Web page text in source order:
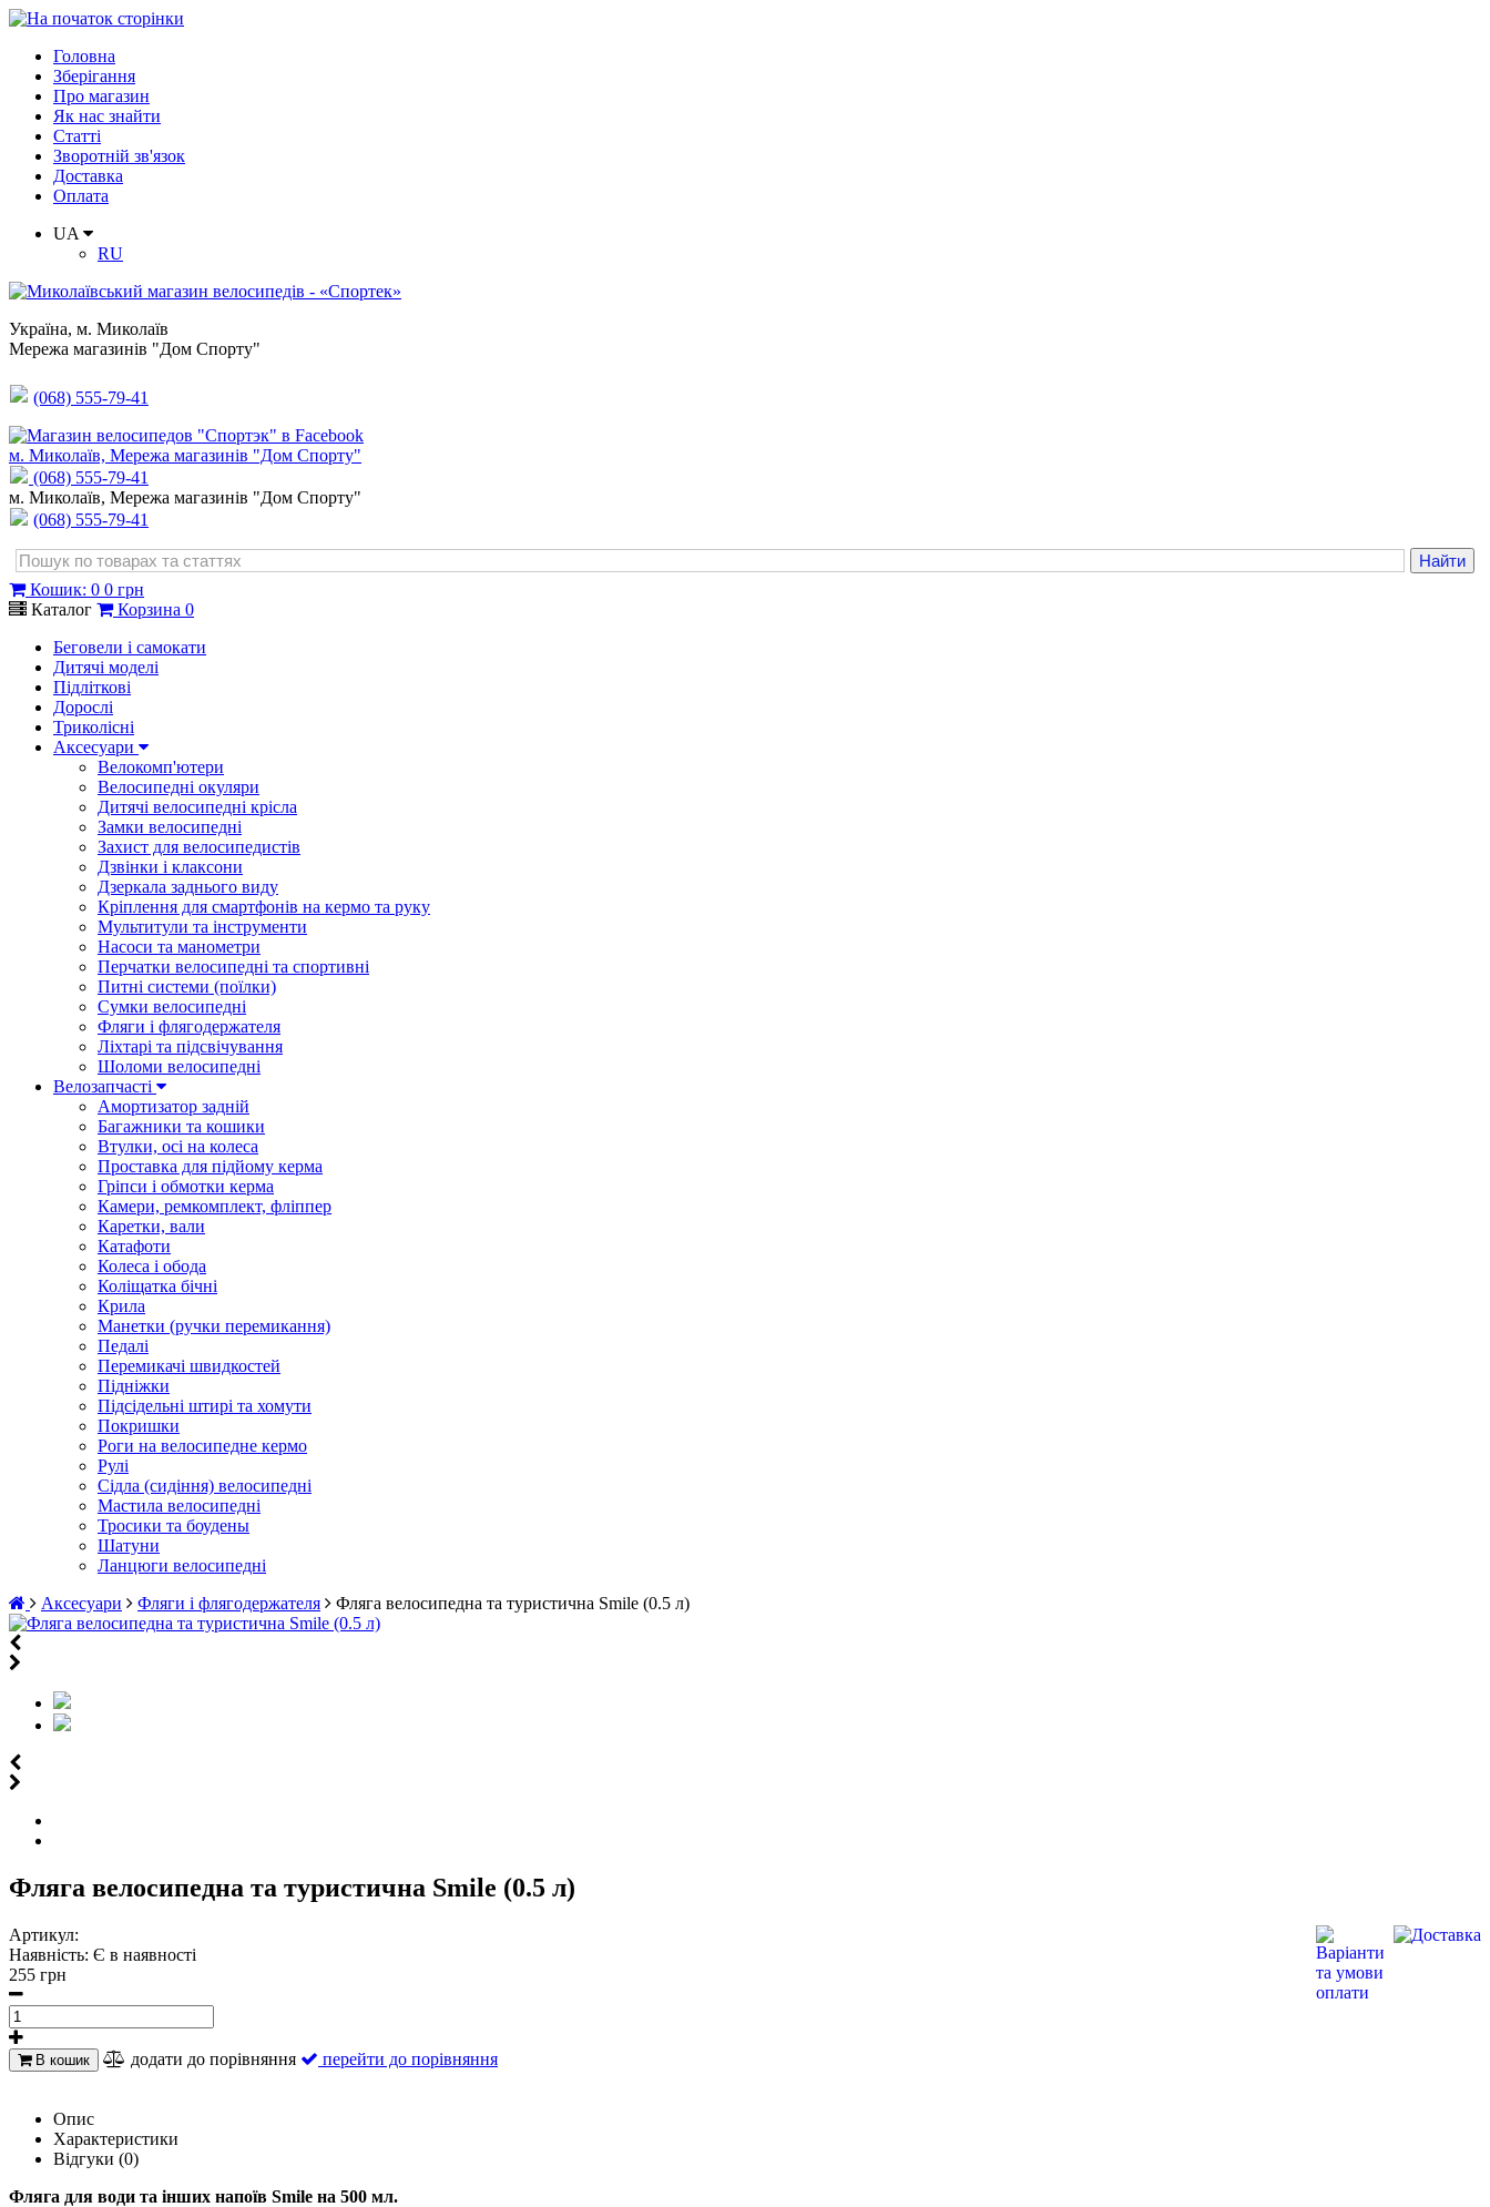
Головна
Зберігання
Про магазин
Як нас знайти
Статті
Зворотній зв'язок
Доставка
Оплата
UA
RU
Україна, м. Миколаїв
Мережа магазинів "Дом Спорту"
(068) 555-79-41
м. Миколаїв, Мережа магазинів "Дом Спорту"
(068) 555-79-41
м. Миколаїв, Мережа магазинів "Дом Спорту"
(068) 555-79-41
Кошик: 0 0 грн
Каталог
Корзина 0
Беговели і самокати
Дитячі моделі
Підліткові
Дорослі
Триколісні
Аксесуари
Велокомп'ютери
Велосипедні окуляри
Дитячі велосипедні крісла
Замки велосипедні
Захист для велосипедистів
Дзвінки і клаксони
Дзеркала заднього виду
Кріплення для смартфонів на кермо та руку
Мультитули та інструменти
Насоси та манометри
Перчатки велосипедні та спортивні
Питні системи (поїлки)
Сумки велосипедні
Фляги і флягодержателя
Ліхтарі та підсвічування
Шоломи велосипедні
Велозапчасті
Амортизатор задній
Багажники та кошики
Втулки, осі на колеса
Проставка для підйому керма
Гріпси і обмотки керма
Камери, ремкомплект, фліппер
Каретки, вали
Катафоти
Колеса і обода
Коліщатка бічні
Крила
Манетки (ручки перемикання)
Педалі
Перемикачі швидкостей
Підніжки
Підсідельні штирі та хомути
Покришки
Роги на велосипедне кермо
Рулі
Сідла (сидіння) велосипедні
Мастила велосипедні
Тросики та боудены
Шатуни
Ланцюги велосипедні
Аксесуари
Фляги і флягодержателя Фляга велосипедна та туристична Smile (0.5 л)
Фляга велосипедна та туристична Smile (0.5 л)
Артикул:
Наявність: Є в наявності
255 грн
В кошик додати до порівняння перейти до порівняння
Опис
Характеристики
Відгуки (0)
Фляга для води та інших напоїв Smile на 500 мл.